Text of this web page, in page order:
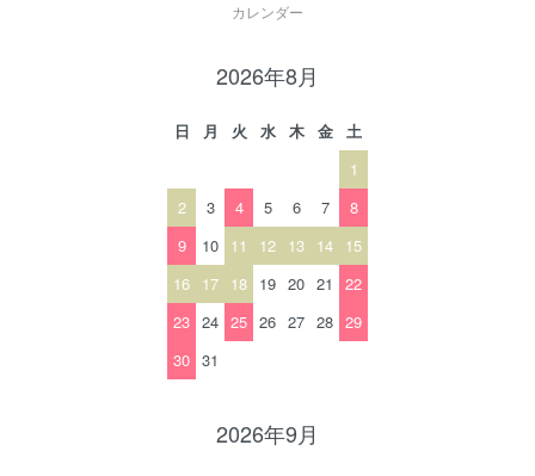
カレンダー
2026年8月
日 月 火 水 木 金
土
1
2
3 4 5 6 7
8
9
10 11 12 13 14 15
16 17 18 19 20 21
22
23 24 25 26 27 28 29
30 31
2026年9月